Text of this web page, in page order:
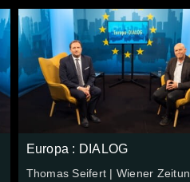
Europa : DIALOG
Thomas Seifert | Wiener